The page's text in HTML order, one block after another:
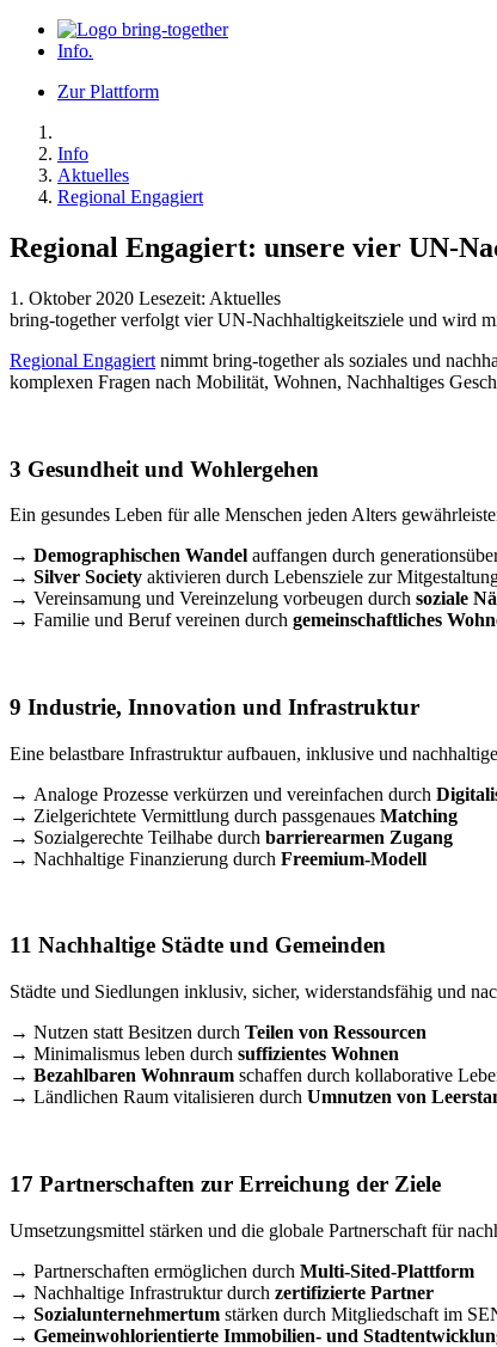
Info.
Zur Plattform
Info
Aktuelles
Regional Engagiert
Regional Engagiert: unsere vier UN-
1. Oktober 2020 Lesezeit: Aktuelles
bring-together verfolgt vier UN-Nachhaltigkeitsziele und wird
Regional Engagiert nimmt bring-together als soziales und
komplexen Fragen nach Mobilität, Wohnen, Nachhaltiges
3 Gesundheit und Wohlergehen
Ein gesundes Leben für alle Menschen jeden Alters
→ Demographischen Wandel auffangen durch
→ Silver Society aktivieren durch Lebensziele zur
→ Vereinsamung und Vereinzelung vorbeugen durch soziale
→ Familie und Beruf vereinen durch gemeinschaftliches
9 Industrie, Innovation und Infrastruktur
Eine belastbare Infrastruktur aufbauen, inklusive und
→ Analoge Prozesse verkürzen und vereinfachen durch
→ Zielgerichtete Vermittlung durch passgenaues Matching
→ Sozialgerechte Teilhabe durch barrierearmen Zugang
→ Nachhaltige Finanzierung durch Freemium-Modell
11 Nachhaltige Städte und Gemeinden
Städte und Siedlungen inklusiv, sicher, widerstandsfähig und
→ Nutzen statt Besitzen durch Teilen von Ressourcen
→ Minimalismus leben durch suffizientes Wohnen
→ Bezahlbaren Wohnraum schaffen durch kollaborative
→ Ländlichen Raum vitalisieren durch Umnutzen von
17 Partnerschaften zur Erreichung der Ziele
Umsetzungsmittel stärken und die globale Partnerschaft für
→ Partnerschaften ermöglichen durch Multi-Sited-Plattform
→ Nachhaltige Infrastruktur durch zertifizierte Partner
→ Sozialunternehmertum stärken durch Mitgliedschaft im
→ Gemeinwohlorientierte Immobilien- und